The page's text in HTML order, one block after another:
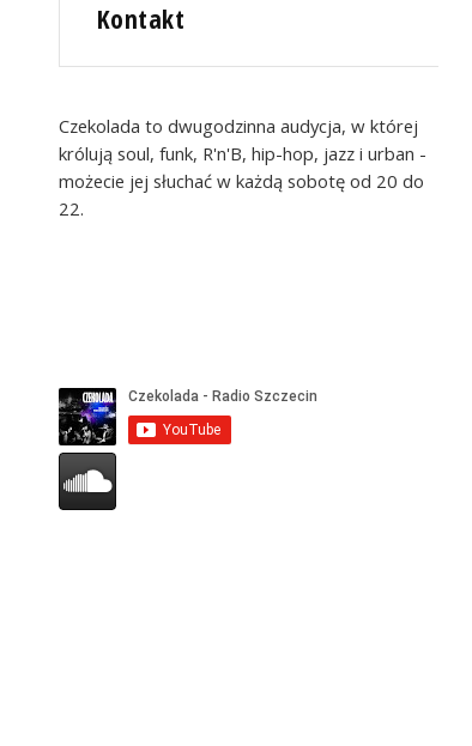
Kontakt
Czekolada to dwugodzinna audycja, w której
królują soul, funk, R'n'B, hip-hop, jazz i urban -
możecie jej słuchać w każdą sobotę od 20 do
22.